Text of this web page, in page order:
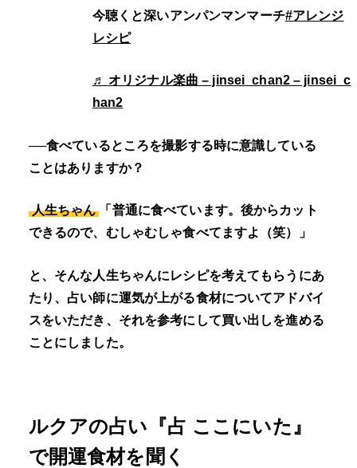
今聴くと深いアンパンマンマーチ#アレンジ
レシピ
♬ オリジナル楽曲 – jinsei_chan2 – jinsei_c
han2
──食べているところを撮影する時に意識している
ことはありますか？
人生ちゃん
「普通に食べています。後からカット
できるので、むしゃむしゃ食べてますよ（笑）」
と、そんな人生ちゃんにレシピを考えてもらうにあ
たり、占い師に運気が上がる食材についてアドバイ
スをいただき、それを参考にして買い出しを進める
ことにしました。
ルクアの占い『占 ここにいた』
で開運食材を聞く